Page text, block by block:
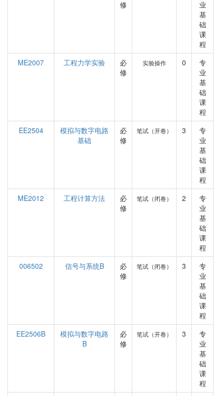
修
业
基
础
课
程
ME2007
工程力学实验
必
修
实验操作 0
专
业
基
础
课
程
EE2504
模拟与数字电路
基础
必
修
笔试（开卷） 3
专
业
基
础
课
程
ME2012
工程计算方法
必
修
笔试（闭卷） 2
专
业
基
础
课
程
006502
信号与系统B
必
修
笔试（闭卷） 3
专
业
基
础
课
程
EE2506B
模拟与数字电路
B
必
修
笔试（开卷） 3
专
业
基
础
课
程